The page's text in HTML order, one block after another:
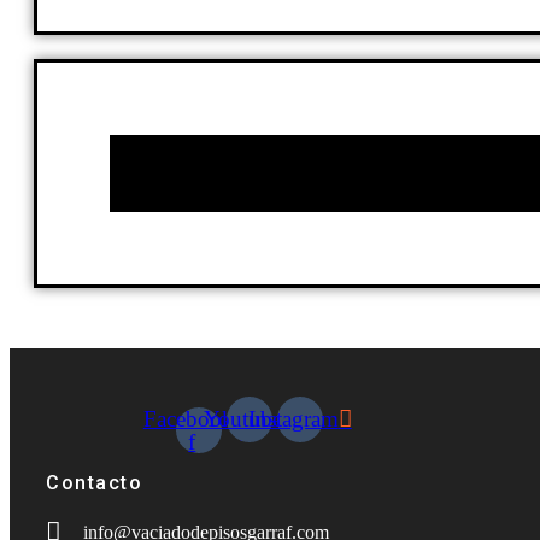
Facebook-
f
YoutubeInstagram
Contacto
info@vaciadodepisosgarraf.com